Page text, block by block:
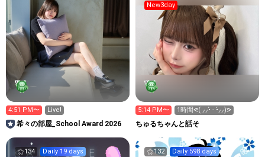
4:51 PM〜 Live!
希々の部屋_School Award 2026
New3day
5:14 PM〜 1時間ᕙ( ⸝⸝•̀ - •́⸝⸝)ᕗ
ちゅるちゃんと話そ
134 Daily 19 days 132 Daily 598 days